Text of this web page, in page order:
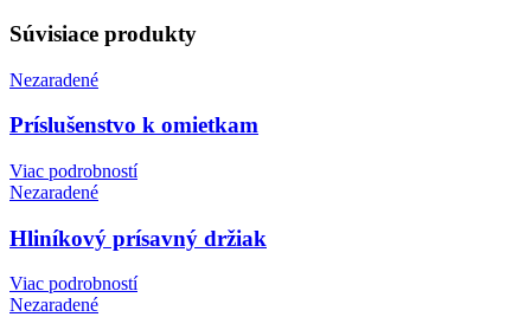
Súvisiace produkty
Nezaradené
Príslušenstvo k omietkam
Viac podrobností
Nezaradené
Hliníkový prísavný držiak
Viac podrobností
Nezaradené